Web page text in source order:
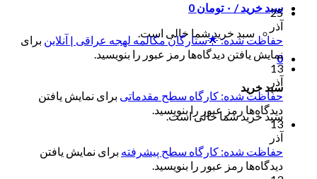
سبد خرید / ۰ تومان 0
سبد خرید شما خالی است.
0
سبد خرید
سبد خرید شما خالی است.
25
آذر
حفاظت شده: 🌟ستارگان مکالمه لهجه عراقی | آنلاین برای
نمایش یافتن دیدگاه‌ها رمز عبور را بنویسید.
13
آذر
حفاظت شده: کارگاه سطح مقدماتی برای نمایش یافتن
دیدگاه‌ها رمز عبور را بنویسید.
13
آذر
حفاظت شده: کارگاه سطح پیشرفته برای نمایش یافتن
دیدگاه‌ها رمز عبور را بنویسید.